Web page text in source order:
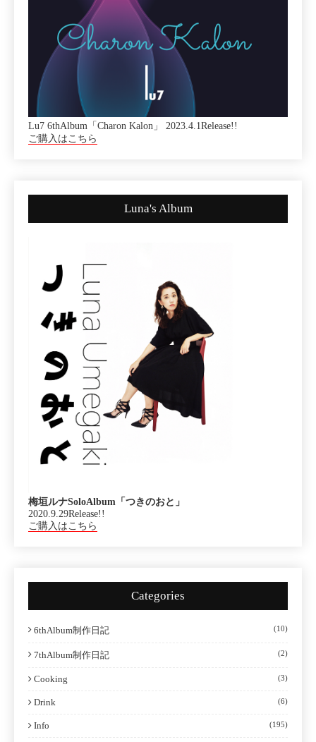
Lu7 6thAlbum「Charon Kalon」 2023.4.1Release!!
ご購入はこちら
Luna's Album
梅垣ルナSoloAlbum「つきのおと」
2020.9.29Release!!
ご購入はこちら
Categories
6thAlbum制作日記 (10)
7thAlbum制作日記 (2)
Cooking (3)
Drink (6)
Info (195)